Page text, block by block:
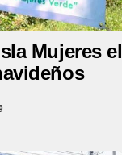
Mujeres el